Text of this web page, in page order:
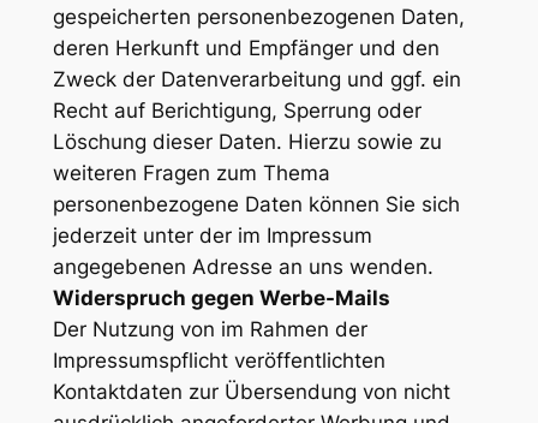
gespeicherten personenbezogenen Daten,
deren Herkunft und Empfänger und den
Zweck der Datenverarbeitung und ggf. ein
Recht auf Berichtigung, Sperrung oder
Löschung dieser Daten. Hierzu sowie zu
weiteren Fragen zum Thema
personenbezogene Daten können Sie sich
jederzeit unter der im Impressum
angegebenen Adresse an uns wenden.
Widerspruch gegen Werbe-Mails
Der Nutzung von im Rahmen der
Impressumspflicht veröffentlichten
Kontaktdaten zur Übersendung von nicht